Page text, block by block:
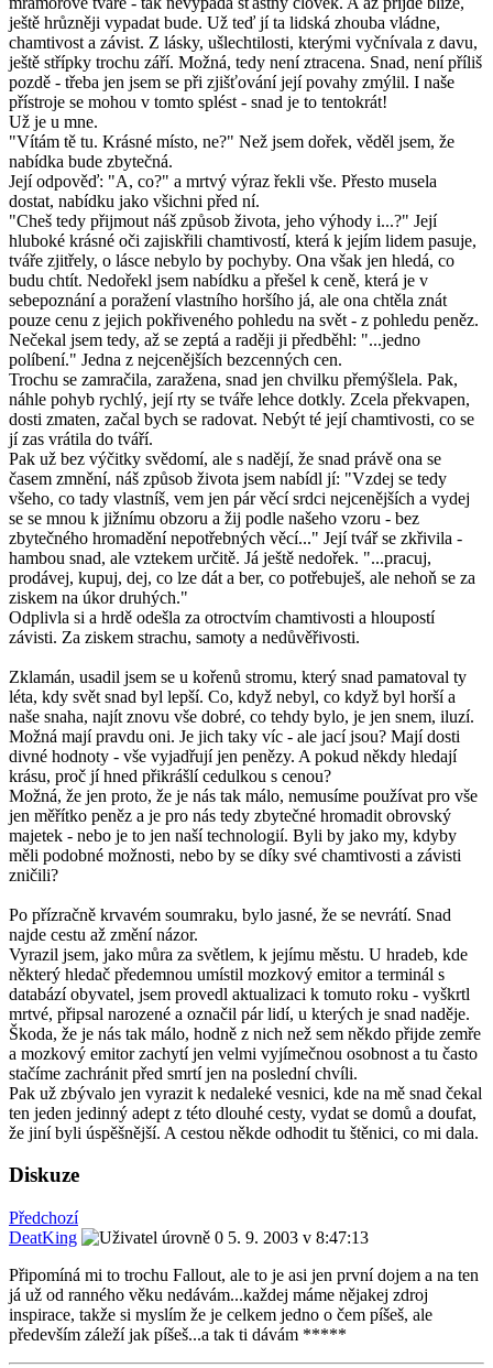
ještě hrůzněji vypadat bude. Už teď jí ta lidská zhouba vládne,
chamtivost a závist. Z lásky, ušlechtilosti, kterými vyčnívala z davu,
ještě střípky trochu září. Možná, tedy není ztracena. Snad, není příliš
pozdě - třeba jen jsem se při zjišťování její povahy zmýlil. I naše
přístroje se mohou v tomto splést - snad je to tentokrát!
Už je u mne.
"Vítám tě tu. Krásné místo, ne?" Než jsem dořek, věděl jsem, že
nabídka bude zbytečná.
Její odpověď: "A, co?" a mrtvý výraz řekli vše. Přesto musela
dostat, nabídku jako všichni před ní.
"Cheš tedy přijmout náš způsob života, jeho výhody i...?" Její
hluboké krásné oči zajiskřili chamtivostí, která k jejím lidem pasuje,
tváře zjitřely, o lásce nebylo by pochyby. Ona však jen hledá, co
budu chtít. Nedořekl jsem nabídku a přešel k ceně, která je v
sebepoznání a poražení vlastního horšího já, ale ona chtěla znát
pouze cenu z jejich pokřiveného pohledu na svět - z pohledu peněz.
Nečekal jsem tedy, až se zeptá a raději ji předběhl: "...jedno
políbení." Jedna z nejcenějších bezcenných cen.
Trochu se zamračila, zaražena, snad jen chvilku přemýšlela. Pak,
náhle pohyb rychlý, její rty se tváře lehce dotkly. Zcela překvapen,
dosti zmaten, začal bych se radovat. Nebýt té její chamtivosti, co se
jí zas vrátila do tváří.
Pak už bez výčitky svědomí, ale s nadějí, že snad právě ona se
časem zmnění, náš způsob života jsem nabídl jí: "Vzdej se tedy
všeho, co tady vlastníš, vem jen pár věcí srdci nejcenějších a vydej
se se mnou k jižnímu obzoru a žij podle našeho vzoru - bez
zbytečného hromadění nepotřebných věcí..." Její tvář se zkřivila -
hambou snad, ale vztekem určitě. Já ještě nedořek. "...pracuj,
prodávej, kupuj, dej, co lze dát a ber, co potřebuješ, ale nehoň se za
ziskem na úkor druhých."
Odplivla si a hrdě odešla za otroctvím chamtivosti a hloupostí
závisti. Za ziskem strachu, samoty a nedůvěřivosti.
Zklamán, usadil jsem se u kořenů stromu, který snad pamatoval ty
léta, kdy svět snad byl lepší. Co, když nebyl, co když byl horší a
naše snaha, najít znovu vše dobré, co tehdy bylo, je jen snem, iluzí.
Možná mají pravdu oni. Je jich taky víc - ale jací jsou? Mají dosti
divné hodnoty - vše vyjadřují jen penězy. A pokud někdy hledají
krásu, proč jí hned přikrášlí cedulkou s cenou?
Možná, že jen proto, že je nás tak málo, nemusíme používat pro vše
jen měřítko peněz a je pro nás tedy zbytečné hromadit obrovský
majetek - nebo je to jen naší technologií. Byli by jako my, kdyby
měli podobné možnosti, nebo by se díky své chamtivosti a závisti
zničili?
Po přízračně krvavém soumraku, bylo jasné, že se nevrátí. Snad
najde cestu až změní názor.
Vyrazil jsem, jako můra za světlem, k jejímu městu. U hradeb, kde
některý hledač předemnou umístil mozkový emitor a terminál s
databází obyvatel, jsem provedl aktualizaci k tomuto roku - vyškrtl
mrtvé, připsal narozené a označil pár lidí, u kterých je snad naděje.
Škoda, že je nás tak málo, hodně z nich než sem někdo přijde zemře
a mozkový emitor zachytí jen velmi vyjímečnou osobnost a tu často
stačíme zachránit před smrtí jen na poslední chvíli.
Pak už zbývalo jen vyrazit k nedaleké vesnici, kde na mě snad čekal
ten jeden jedinný adept z této dlouhé cesty, vydat se domů a doufat,
že jiní byli úspěšnější. A cestou někde odhodit tu štěnici, co mi dala.
Diskuze
Předchozí
DeatKing
5. 9. 2003 v 8:47:13
Připomíná mi to trochu Fallout, ale to je asi jen první dojem a na ten
já už od ranného věku nedávám...každej máme nějakej zdroj
inspirace, takže si myslím že je celkem jedno o čem píšeš, ale
především záleží jak píšeš...a tak ti dávám *****